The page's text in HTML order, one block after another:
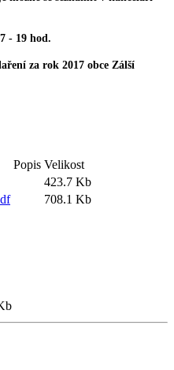
- 19 hod.
za rok 2017 obce Zálší
Popis Velikost
423.7 Kb
708.1 Kb